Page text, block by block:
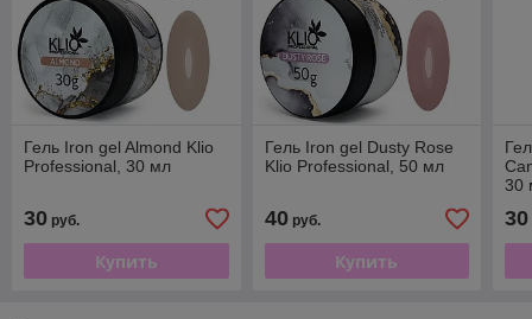
Гель Iron gel Almond Klio
Professional, 30 мл
30 руб.
Купить
Гель Iron gel Dusty Rose
Klio Professional, 50 мл
40руб.
Купить
30
30